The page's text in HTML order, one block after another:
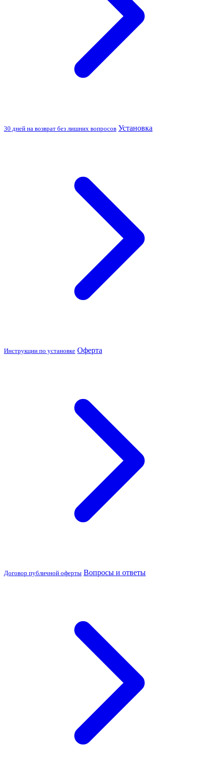
30 дней на возврат без лишних вопросов Установка
Инструкции по установке Оферта
Договор публичной оферты Вопросы и ответы